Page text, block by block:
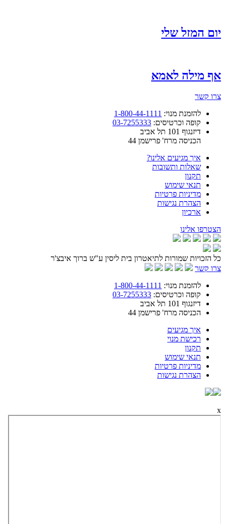
יום המזל שלי
אף מילה לאמא
צרו קשר
להזמנת מנוי: 1-800-44-1111
קופה וכרטיסים: 03-7255333
דיזנגוף 101 תל אביב
הכניסה מרח' פרישמן 44
איך מגיעים אלינו?
שאלות ותשובות
תקנון
תנאי שימוש
מדיניות פרטיות
הצהרת נגישות
ארכיון
הצטרפו אלינו
כל הזכויות שמורות לתיאטרון בית ליסין ע"ש ברוך איבצ'ר
צרו קשר
להזמנת מנוי: 1-800-44-1111
קופה וכרטיסים: 03-7255333
דיזנגוף 101 תל אביב
הכניסה מרח' פרישמן 44
איך מגיעים
רכישת מנוי
תקנון
תנאי שימוש
מדיניות פרטיות
הצהרת נגישות
x